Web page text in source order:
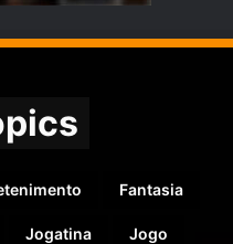
Fantasia
Jogatina Jogo